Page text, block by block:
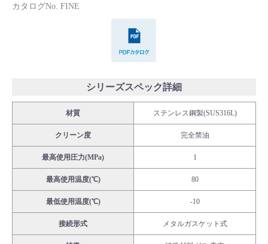
バルブと継手のきほん
説明会・講習会
ログイン
会社情報
Corporate Blog
カタログNo. FINE
シリーズスペック詳細
材質 ステンレス鋼製(SUS316L)
クリーン度 完全禁油
最高使用圧力(MPa) 1
最高使用温度(℃) 80
最低使用温度(℃) -10
接続形式 メタルガスケット式